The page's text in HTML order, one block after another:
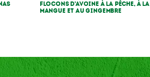
Flocons d’avoine à la pêche, à la
mangue et au gingembre